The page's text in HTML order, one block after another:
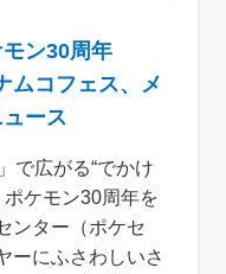
ン30周年
ムコフェス、メ
ース
で広がる“でかけ
ポケモン30周年を
ンター（ポケセ
ーにふさわしいさ